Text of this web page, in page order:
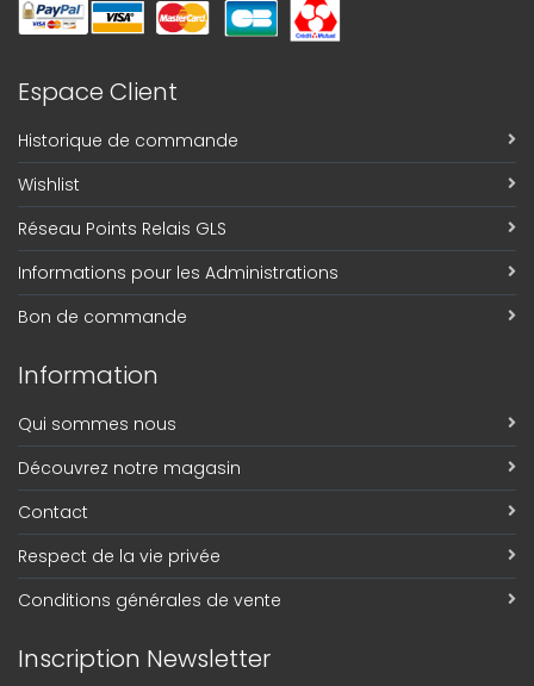
Espace Client
Historique de commande
Wishlist
Réseau Points Relais GLS
Informations pour les Administrations
Bon de commande
Information
Qui sommes nous
Découvrez notre magasin
Contact
Respect de la vie privée
Conditions générales de vente
Inscription Newsletter